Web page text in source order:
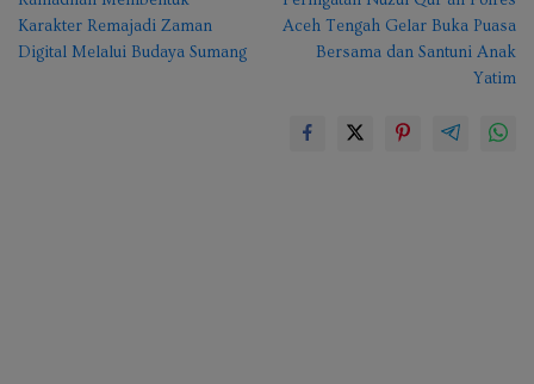
pos
Karakter Remajadi Zaman
Digital Melalui Budaya Sumang
Aceh Tengah Gelar Buka Puasa
Bersama dan Santuni Anak
Yatim